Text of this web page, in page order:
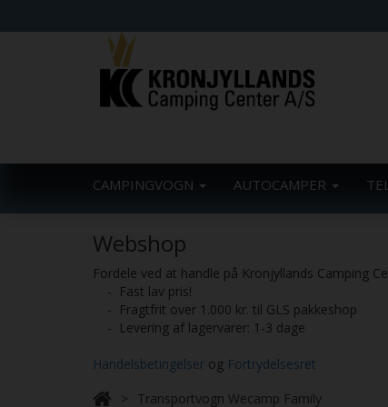
CAMPINGVOGN AUTOCAMPER
Webshop
Fordele ved at handle på Kronjyllands Camping
- Fast lav pris!
- Fragtfrit over 1.000 kr. til GLS pakkeshop
- Levering af lagervarer: 1-3 dage
Handelsbetingelser og Fortrydelsesret
Transportvogn Wecamp Family